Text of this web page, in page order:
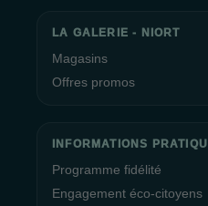
LA GALERIE - NIORT
Magasins
Offres promos
INFORMATIONS
Programme fidélité
Engagement éco-citoyens